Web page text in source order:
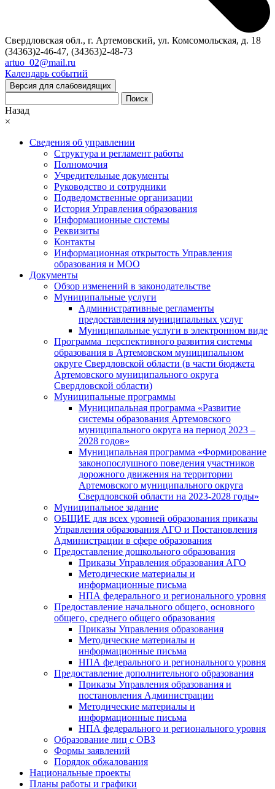
Свердловская обл., г. Артемовский, ул. Комсомольская, д. 18
(34363)2-46-47, (34363)2-48-73
artuo_02@mail.ru
Календарь событий
Версия для слабовидящих
Поиск
Назад
×
Сведения об управлении
Структура и регламент работы
Полномочия
Учредительные документы
Руководство и сотрудники
Подведомственные организации
История Управления образования
Информационные системы
Реквизиты
Контакты
Информационная открытость Управления
образования и МОО
Документы
Обзор изменений в законодательстве
Муниципальные услуги
Административные регламенты
предоставления муниципальных услуг
Муниципальные услуги в электронном виде
Программа перспективного развития системы
образования в Артемовском муниципальном
округе Свердловской области (в части бюджета
Артемовского муниципального округа
Свердловской области)
Муниципальные программы
Муниципальная программа «Развитие
системы образования Артемовского
муниципального округа на период 2023 –
2028 годов»
Муниципальная программа «Формирование
законопослушного поведения участников
дорожного движения на территории
Артемовского муниципального округа
Свердловской области на 2023-2028 годы»
Муниципальное задание
ОБЩИЕ для всех уровней образования приказы
Управления образования АГО и Постановления
Администрации в сфере образования
Предоставление дошкольного образования
Приказы Управления образования АГО
Методические материалы и
информационные письма
НПА федерального и регионального уровня
Предоставление начального общего, основного
общего, среднего общего образования
Приказы Управления образования
Методические материалы и
информационные письма
НПА федерального и регионального уровня
Предоставление дополнительного образования
Приказы Управления образования и
постановления Администрации
Методические материалы и
информационные письма
НПА федерального и регионального уровня
Образование лиц с ОВЗ
Формы заявлений
Порядок обжалования
Национальные проекты
Планы работы и графики